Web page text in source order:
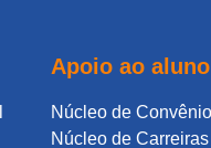
Apoio ao aluno
Núcleo de
Núcleo de